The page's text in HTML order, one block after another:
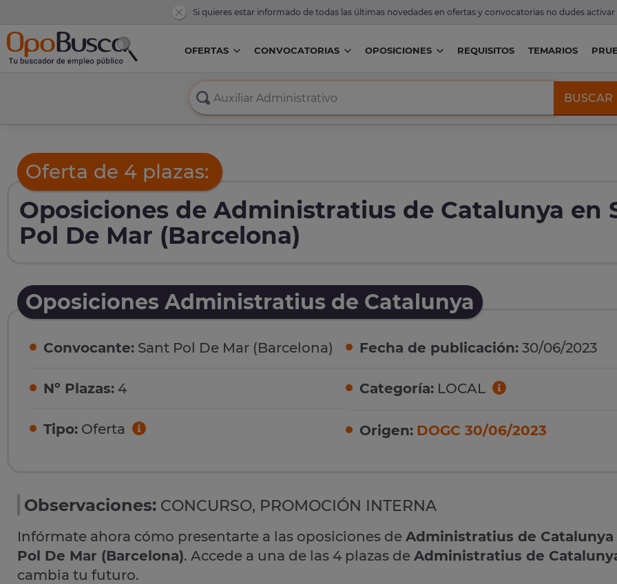
Si quieres estar informado de todas las últimas novedades en ofertas y convocatorias no dudes activar
OFERTAS CONVOCATORIAS OPOSICIONES REQUISITOS TEMARIOS
BUSCAR
Oferta de 4 plazas:
Oposiciones de Administratius de Catalunya en
Pol De Mar (Barcelona)
Oposiciones Administratius de Catalunya
Convocante: Sant Pol De Mar (Barcelona)
Nº Plazas: 4
Tipo: Oferta
Fecha de publicación: 30/06/2023
Categoría: LOCAL
Origen: DOGC 30/06/2023
Observaciones: CONCURSO, PROMOCIÓN INTERNA
Infórmate ahora cómo presentarte a las oposiciones de Administratius de Catalunya
Pol De Mar (Barcelona). Accede a una de las 4 plazas de Administratius de
cambia tu futuro.